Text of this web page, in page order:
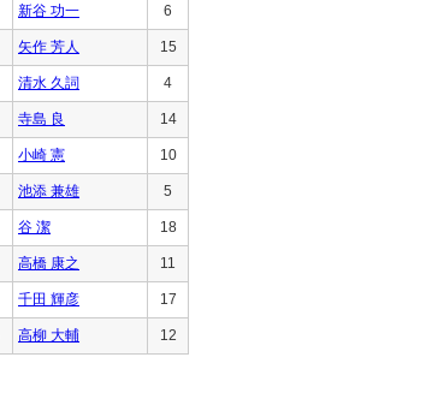
新谷 功一 6
矢作 芳人 15
清水 久詞 4
寺島 良 14
小崎 憲 10
池添 兼雄 5
谷 潔 18
高橋 康之 11
千田 輝彦 17
高柳 大輔 12